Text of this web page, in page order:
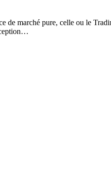
de marché pure, celle ou le